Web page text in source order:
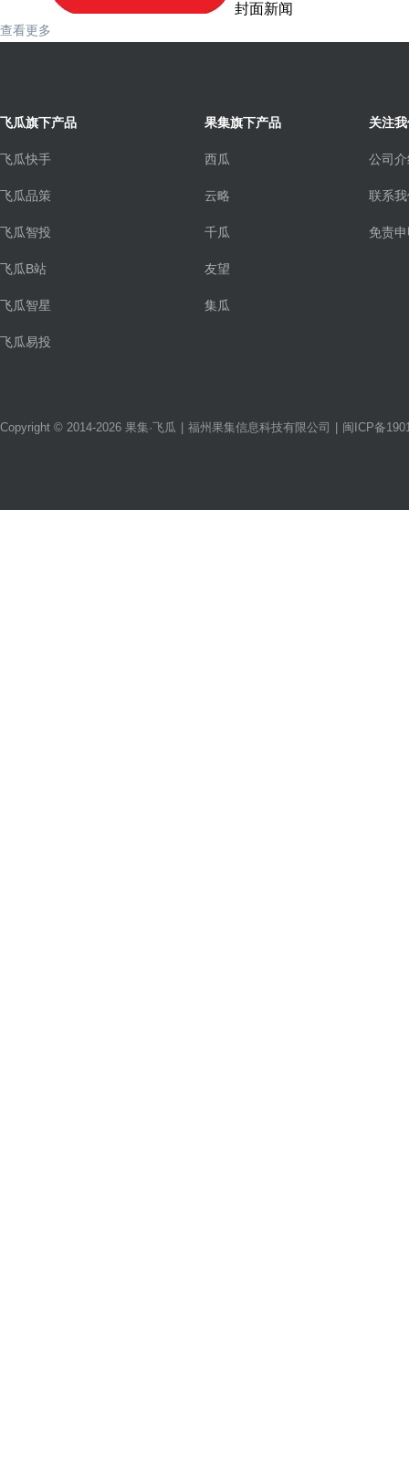
封面新闻
查看更多
飞瓜旗下产品
飞瓜快手
飞瓜品策
飞瓜智投
飞瓜B站
飞瓜智星
飞瓜易投
果集旗下产品
西瓜
云略
千瓜
友望
集瓜
关注
公司
联系
免责
Copyright © 2014-2026 果集·飞瓜 福州果集信息科技有限公司 闽ICP备